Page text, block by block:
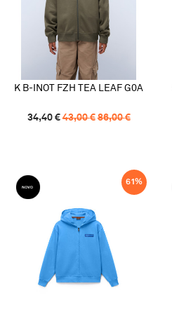
K B-INOT FZH TEA LEAF G0A
34,40 € 43,00€ 86,00€
61%